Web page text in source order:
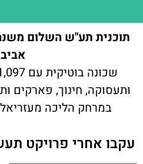
תוכנית תע"ש השלום
ותעסוקה, חינוך, פארקים
במרחק הליכה
עקבו אחרי פרויקט